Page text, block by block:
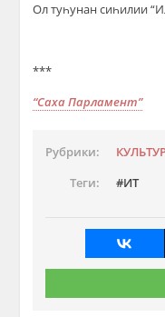
Ол туһунан сиһилии
***
“Саха Парламент”
Рубрики:
Теги:
ИТ